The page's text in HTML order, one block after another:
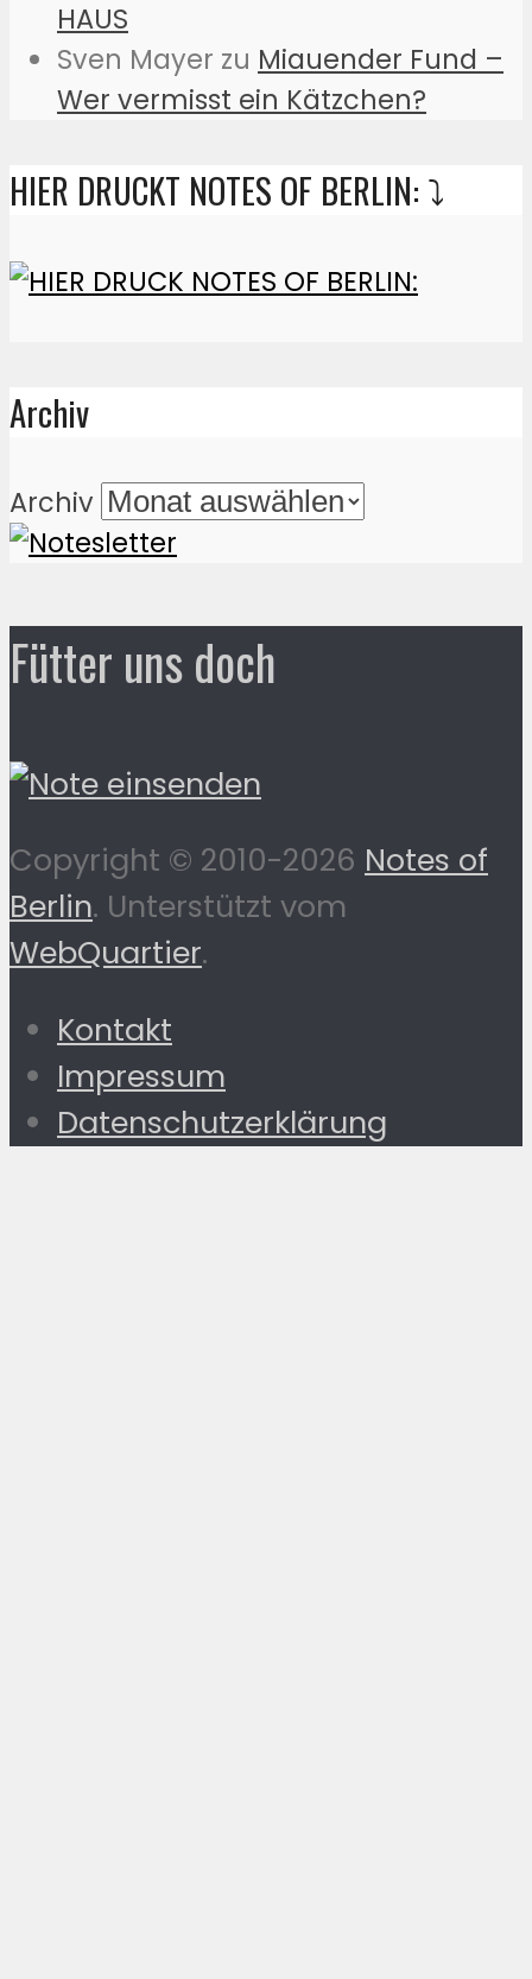
HAUS
Sven Mayer zu Miauender Fund –
Wer vermisst ein Kätzchen?
HIER DRUCKT NOTES OF BERLIN: ⤵️
Archiv
Archiv
Fütter uns doch
Copyright © 2010-2026 Notes of
Berlin. Unterstützt vom
WebQuartier.
Kontakt
Impressum
Datenschutzerklärung